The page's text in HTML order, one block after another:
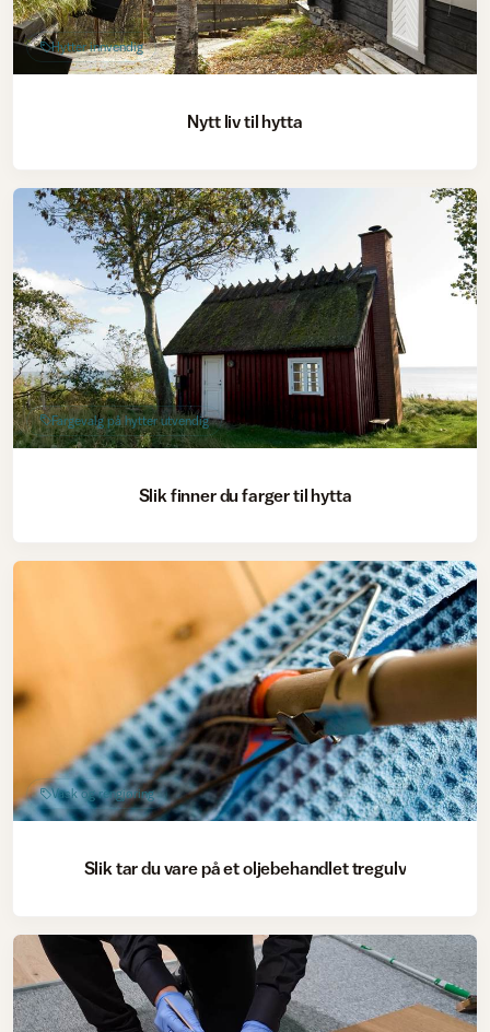
Hytter innvendig
Nytt liv til hytta
Fargevalg på hytter utvendig
Slik finner du farger til hytta
Vask og rengjøring
Slik tar du vare på et oljebehandlet tregulv